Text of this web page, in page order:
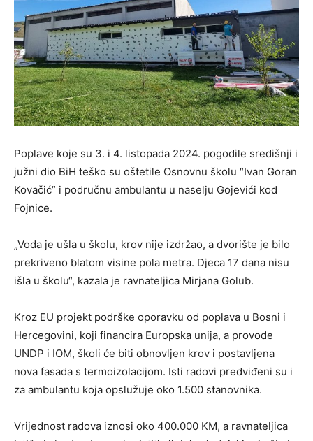
Poplave koje su 3. i 4. listopada 2024. pogodile središnji i
južni dio BiH teško su oštetile Osnovnu školu “Ivan Goran
Kovačić” i područnu ambulantu u naselju Gojevići kod
Fojnice.
„Voda je ušla u školu, krov nije izdržao, a dvorište je bilo
prekriveno blatom visine pola metra. Djeca 17 dana nisu
išla u školu“, kazala je ravnateljica Mirjana Golub.
Kroz EU projekt podrške oporavku od poplava u Bosni i
Hercegovini, koji financira Europska unija, a provode
UNDP i IOM, školi će biti obnovljen krov i postavljena
nova fasada s termoizolacijom. Isti radovi predviđeni su i
za ambulantu koja opslužuje oko 1.500 stanovnika.
Vrijednost radova iznosi oko 400.000 KM, a ravnateljica